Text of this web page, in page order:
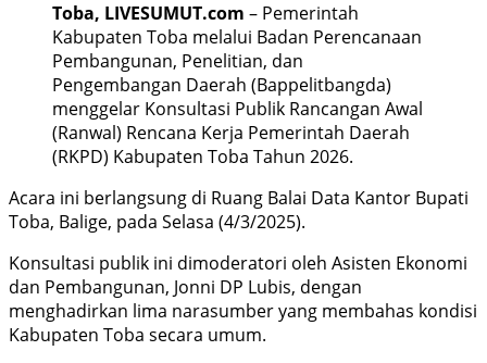
Toba, LIVESUMUT.com – Pemerintah
Kabupaten Toba melalui Badan Perencanaan
Pembangunan, Penelitian, dan
Pengembangan Daerah (Bappelitbangda)
menggelar Konsultasi Publik Rancangan Awal
(Ranwal) Rencana Kerja Pemerintah Daerah
(RKPD) Kabupaten Toba Tahun 2026.
Acara ini berlangsung di Ruang Balai Data Kantor Bupati
Toba, Balige, pada Selasa (4/3/2025).
Konsultasi publik ini dimoderatori oleh Asisten Ekonomi
dan Pembangunan, Jonni DP Lubis, dengan
menghadirkan lima narasumber yang membahas kondisi
Kabupaten Toba secara umum.